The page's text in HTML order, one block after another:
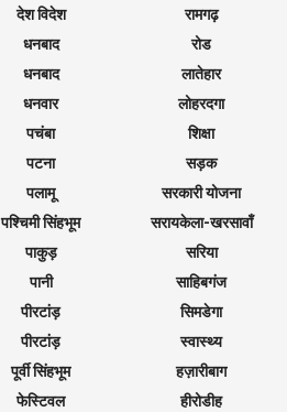
देश विदेश
धनबाद
धनबाद
धनवार
पचंबा
पटना
पलामू
पश्चिमी सिंहभूम
पाकुड़
पानी
पीरटांड़
पीरटांड़
पूर्वी सिंहभूम
फेस्टिवल
रामगढ़
रोड
लातेहार
लोहरदगा
शिक्षा
सड़क
सरकारी योजना
सरायकेला-खरसावाँ
सरिया
साहिबगंज
सिमडेगा
स्वास्थ्य
हज़ारीबाग
हीरोडीह